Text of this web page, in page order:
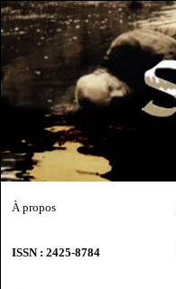
À propos
ISSN : 2425-8784